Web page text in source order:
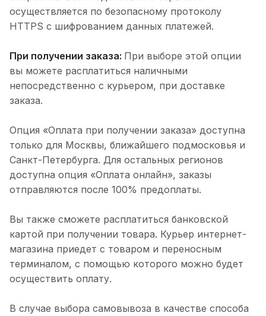
осуществляется по безопасному протоколу
HTTPS с шифрованием данных платежей.
При получении заказа: При выборе этой опции
вы можете расплатиться наличными
непосредственно с курьером, при доставке
заказа.
Опция «Оплата при получении заказа» доступна
только для Москвы, ближайшего подмосковья и
Санкт-Петербурга. Для остальных регионов
доступна опция «Оплата онлайн», заказы
отправляются после 100% предоплаты.
Вы также сможете расплатиться банковской
картой при получении товара. Курьер интернет-
магазина приедет с товаром и переносным
терминалом, с помощью которого можно будет
осуществить оплату.
В случае выбора самовывоза в качестве способа